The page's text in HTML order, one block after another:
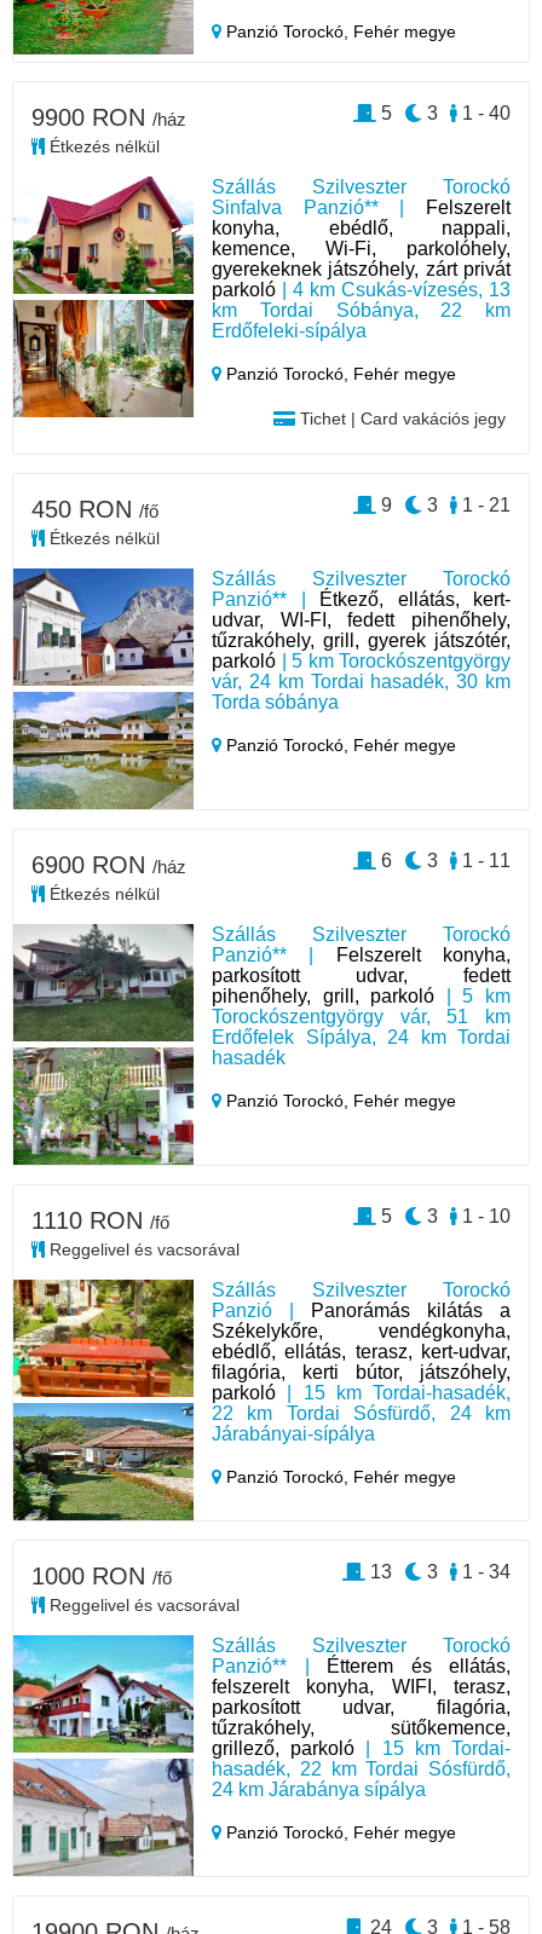
Panzió Torockó, Fehér megye
Szállás Szilveszter Torockó
Sinfalva Panzió** |
Felszerelt
konyha, ebédlő, nappali,
kemence, Wi-Fi, parkolóhely,
gyerekeknek játszóhely, zárt privát
parkoló | 4 km Csukás-vízesés, 13
km Tordai Sóbánya, 22 km
Erdőfeleki-sípálya
Panzió Torockó, Fehér megye
Tichet | Card vakációs jegy
9900 RON /ház
Étkezés nélkül
1 - 40
3
5
Szállás Szilveszter Torockó
Panzió** |
Étkező, ellátás, kert-
udvar, WI-FI, fedett pihenőhely,
tűzrakóhely, grill, gyerek játszótér,
parkoló | 5 km Torockószentgyörgy
vár, 24 km Tordai hasadék, 30 km
Torda sóbánya
Panzió Torockó, Fehér megye
450 RON /fő
Étkezés nélkül
1 - 21
3
9
Szállás Szilveszter Torockó
Panzió** |
Felszerelt konyha,
parkosított udvar, fedett
pihenőhely, grill, parkoló | 5 km
Torockószentgyörgy vár, 51 km
Erdőfelek Sípálya, 24 km Tordai
hasadék
Panzió Torockó, Fehér megye
6900 RON /ház
Étkezés nélkül
1 - 11
3
6
Szállás Szilveszter Torockó
Panzió |
Panorámás kilátás a
Székelykőre, vendégkonyha,
ebédlő, ellátás, terasz, kert-udvar,
filagória, kerti bútor, játszóhely,
parkoló | 15 km Tordai-hasadék,
22 km Tordai Sósfürdő, 24 km
Járabányai-sípálya
Panzió Torockó, Fehér megye
1110 RON /fő
Reggelivel és vacsorával
1 - 10
3
5
Szállás Szilveszter Torockó
Panzió** |
Étterem és ellátás,
felszerelt konyha, WIFI, terasz,
parkosított udvar, filagória,
tűzrakóhely, sütőkemence,
grillező, parkoló | 15 km Tordai-
hasadék, 22 km Tordai Sósfürdő,
24 km Járabánya sípálya
Panzió Torockó, Fehér megye
1000 RON /fő
Reggelivel és vacsorával
1 - 34
3
13
1 - 58
3
24